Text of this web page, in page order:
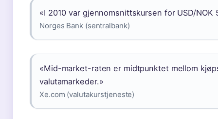
«I 2010 var gjennomsnittskursen for USD/
Norges Bank (sentralbank)
«Mid-market-raten er midtpunktet mellom
valutamarkeder.»
Xe.com (valutakurstjeneste)